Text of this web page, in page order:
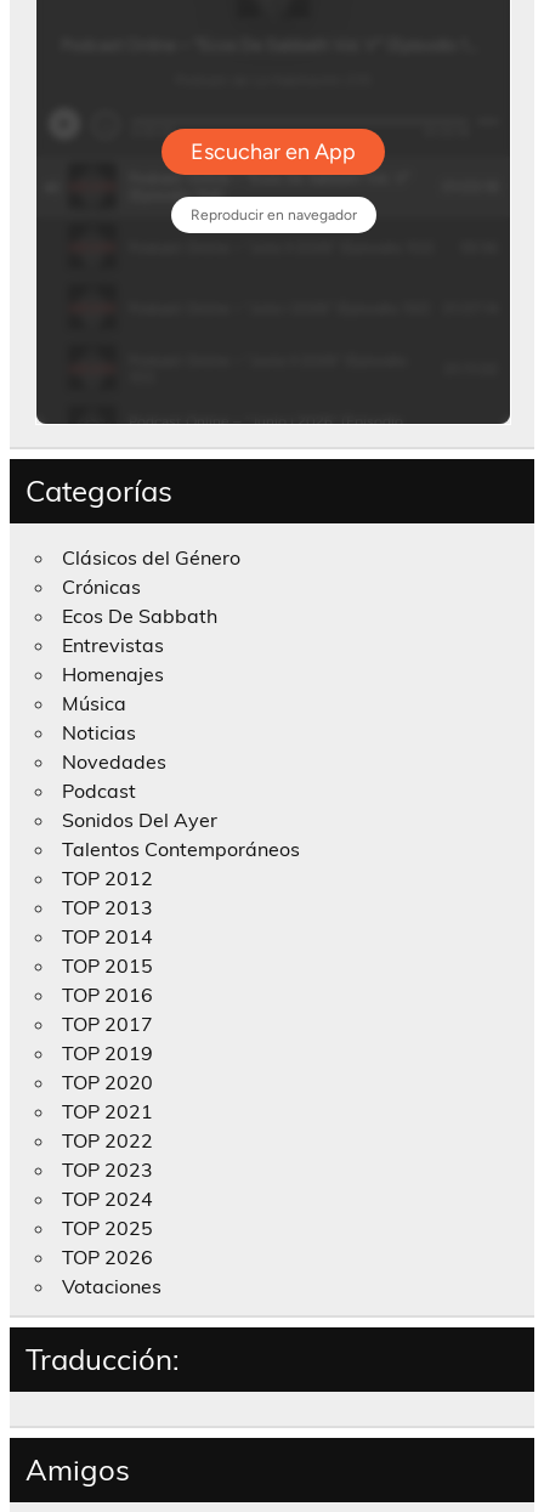
Categorías
Clásicos del Género
Crónicas
Ecos De Sabbath
Entrevistas
Homenajes
Música
Noticias
Novedades
Podcast
Sonidos Del Ayer
Talentos Contemporáneos
TOP 2012
TOP 2013
TOP 2014
TOP 2015
TOP 2016
TOP 2017
TOP 2019
TOP 2020
TOP 2021
TOP 2022
TOP 2023
TOP 2024
TOP 2025
TOP 2026
Votaciones
Traducción:
Amigos